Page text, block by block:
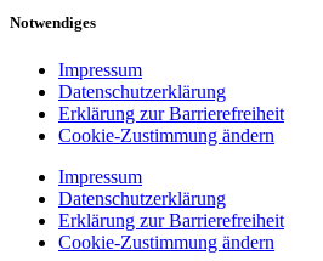
Notwendiges
Impressum
Datenschutzerklärung
Erklärung zur Barrierefreiheit
Cookie-Zustimmung ändern
Impressum
Datenschutzerklärung
Erklärung zur Barrierefreiheit
Cookie-Zustimmung ändern